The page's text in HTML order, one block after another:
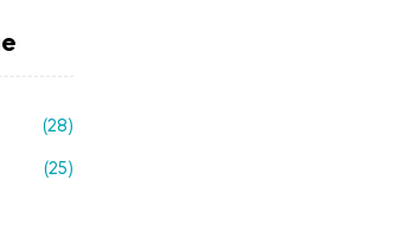
(28)
(25)